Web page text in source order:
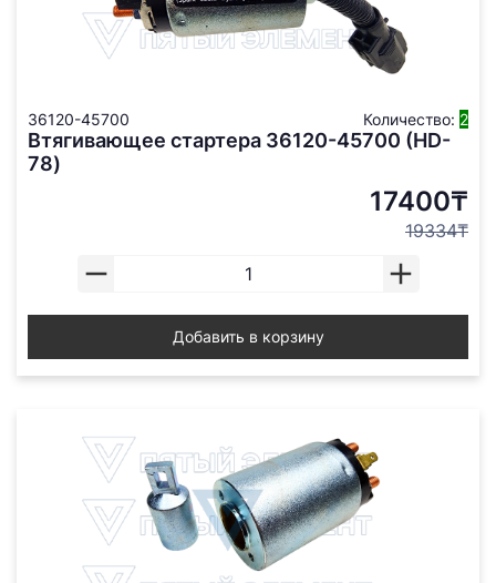
36120-45700 Количество: 2
Втягивающее стартера 36120-45700 (HD-
78)
17400₸
19334₸
Добавить в корзину